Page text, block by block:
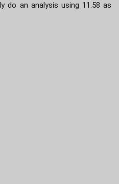
do an analysis using 11.58 as